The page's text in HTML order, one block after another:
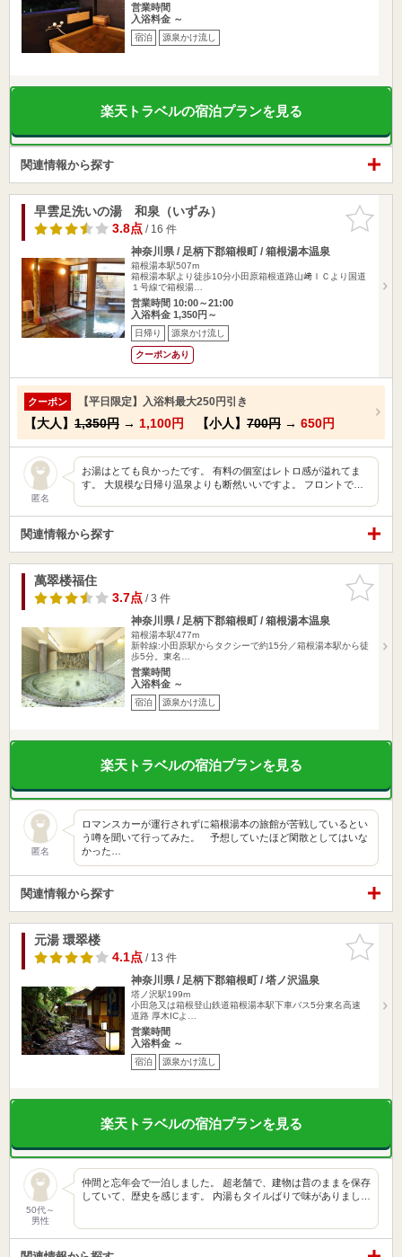
営業時間
入浴料金 ～
宿泊 源泉かけ流し
楽天トラベルの宿泊プランを見る
関連情報から探す
お気に入
りに追加
早雲足洗いの湯 和泉（いずみ）
3.8点/ 16 件
神奈川県 / 足柄下郡箱根町 / 箱根湯本温泉
箱根湯本駅507m
箱根湯本駅より徒歩10分小田原箱根道路山﨑ＩＣより国道
１号線で箱根湯…
営業時間 10:00～21:00
入浴料金 1,350円～
日帰り 源泉かけ流し
クーポンあり
クーポン 【平日限定】入浴料最大250円引き
【大人】 1,350円 → 1,100円 【小人】 700円 → 650円
匿名
お湯はとても良かったです。 有料の個室はレトロ感が溢れてま
す。 大規模な日帰り温泉よりも断然いいですよ。 フロントで…
関連情報から探す
お気に入
りに追加
萬翠楼福住
3.7点/ 3 件
神奈川県 / 足柄下郡箱根町 / 箱根湯本温泉
箱根湯本駅477m
新幹線:小田原駅からタクシーで約15分／箱根湯本駅から徒
歩5分。東名…
営業時間
入浴料金 ～
宿泊 源泉かけ流し
楽天トラベルの宿泊プランを見る
匿名
ロマンスカーが運行されずに箱根湯本の旅館が苦戦しているとい
う噂を聞いて行ってみた。 予想していたほど閑散としてはいな
かった…
関連情報から探す
お気に入
りに追加
元湯 環翠楼
4.1点/ 13 件
神奈川県 / 足柄下郡箱根町 / 塔ノ沢温泉
塔ノ沢駅199m
小田急又は箱根登山鉄道箱根湯本駅下車バス5分東名高速
道路 厚木ICよ…
営業時間
入浴料金 ～
宿泊 源泉かけ流し
楽天トラベルの宿泊プランを見る
50代～
男性
仲間と忘年会で一泊しました。 超老舗で、建物は昔のままを保存
していて、歴史を感じます。 内湯もタイルばりで味がありまし…